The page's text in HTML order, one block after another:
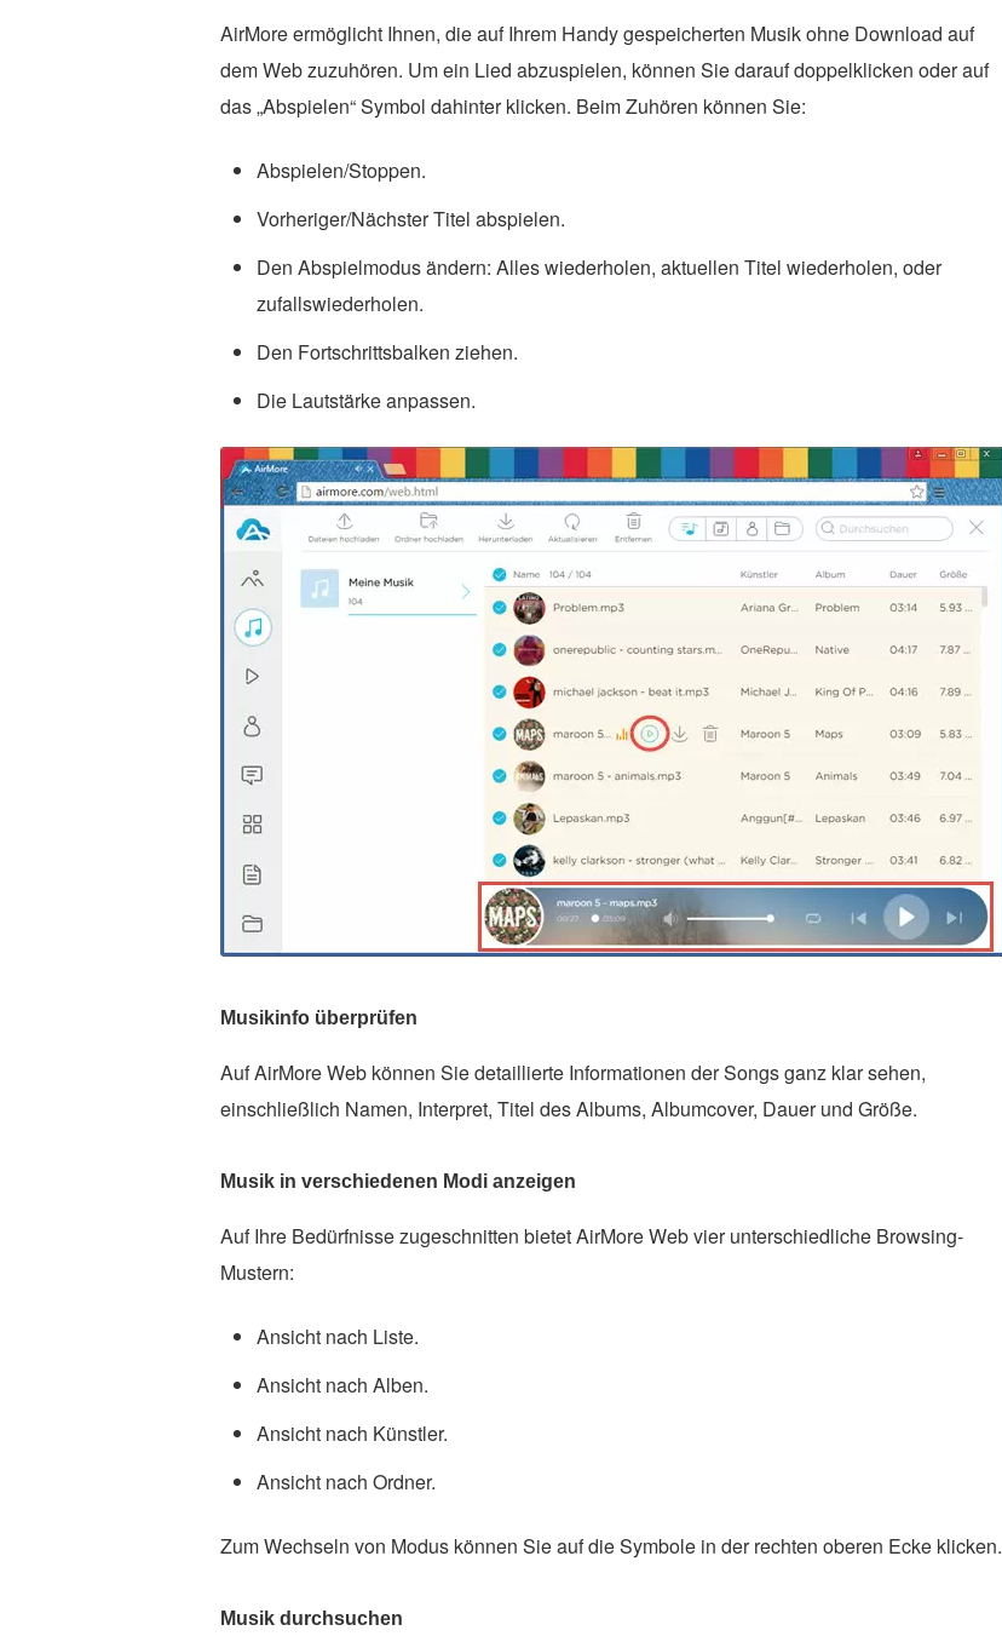
AirMore ermöglicht Ihnen, die auf Ihrem Handy gespeicherten Musik ohne Download auf
dem Web zuzuhören. Um ein Lied abzuspielen, können Sie darauf doppelklicken oder auf
das „Abspielen“ Symbol dahinter klicken. Beim Zuhören können Sie:
Abspielen/Stoppen.
Vorheriger/Nächster Titel abspielen.
Den Abspielmodus ändern: Alles wiederholen, aktuellen Titel wiederholen, oder
zufallswiederholen.
Den Fortschrittsbalken ziehen.
Die Lautstärke anpassen.
Musikinfo überprüfen
Auf AirMore Web können Sie detaillierte Informationen der Songs ganz klar sehen,
einschließlich Namen, Interpret, Titel des Albums, Albumcover, Dauer und Größe.
Musik in verschiedenen Modi anzeigen
Auf Ihre Bedürfnisse zugeschnitten bietet AirMore Web vier unterschiedliche Browsing-
Mustern:
Ansicht nach Liste.
Ansicht nach Alben.
Ansicht nach Künstler.
Ansicht nach Ordner.
Zum Wechseln von Modus können Sie auf die Symbole in der rechten oberen Ecke klicken.
Musik durchsuchen